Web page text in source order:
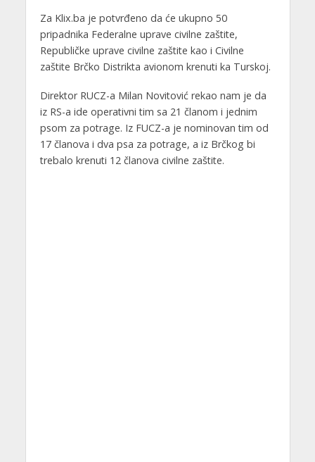
Za Klix.ba je potvrđeno da će ukupno 50
pripadnika Federalne uprave civilne zaštite,
Republičke uprave civilne zaštite kao i Civilne
zaštite Brčko Distrikta avionom krenuti ka Turskoj.
Direktor RUCZ-a Milan Novitović rekao nam je da
iz RS-a ide operativni tim sa 21 članom i jednim
psom za potrage. Iz FUCZ-a je nominovan tim od
17 članova i dva psa za potrage, a iz Brčkog bi
trebalo krenuti 12 članova civilne zaštite.